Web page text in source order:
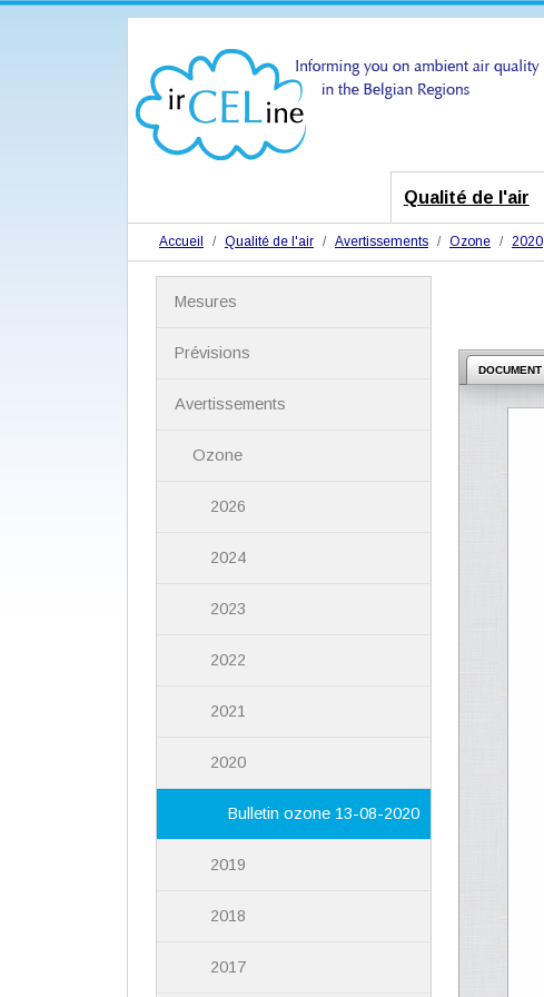
Qualité de l'air
Accueil Qualité de l'air Avertissements Ozone 2020
DOCUMENT
Mesures
Prévisions
Avertissements
Ozone
2026
2024
2023
2022
2021
2020
Bulletin ozone 13-08-2020
2019
2018
2017